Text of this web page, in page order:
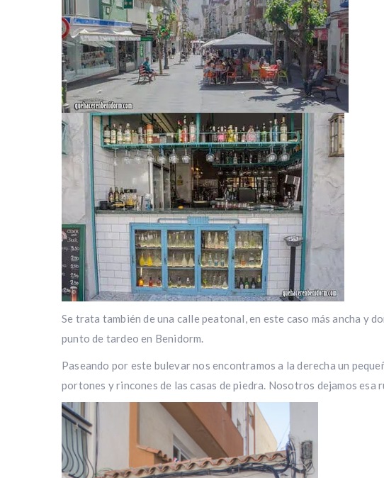
Se trata también de una calle peatonal, en este caso más ancha y
punto de tardeo en Benidorm.
Paseando por este bulevar nos encontramos a la derecha un
portones y rincones de las casas de piedra. Nosotros dejamos esa